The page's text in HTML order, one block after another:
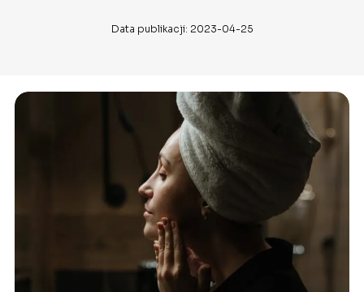
Data publikacji: 2023-04-25